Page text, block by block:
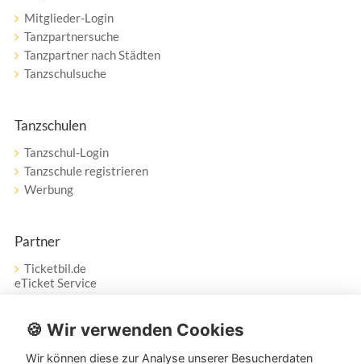
Mitglieder-Login
Tanzpartnersuche
Tanzpartner nach Städten
Tanzschulsuche
Tanzschulen
Tanzschul-Login
Tanzschule registrieren
Werbung
Partner
Ticketbil.de
eTicket Service
Vertrag widerrufen
🍪 Wir verwenden Cookies
Wir können diese zur Analyse unserer Besucherdaten